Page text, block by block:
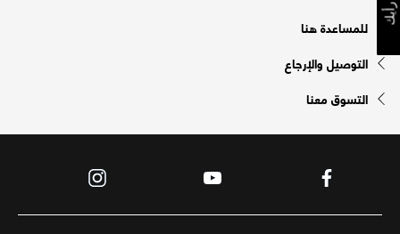
للمساعدة هنا
التوصيل والإرجاع
التسوق معنا
رأيك